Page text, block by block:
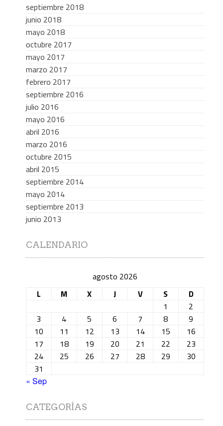
septiembre 2018
junio 2018
mayo 2018
octubre 2017
mayo 2017
marzo 2017
febrero 2017
septiembre 2016
julio 2016
mayo 2016
abril 2016
marzo 2016
octubre 2015
abril 2015
septiembre 2014
mayo 2014
septiembre 2013
junio 2013
CALENDARIO
agosto 2026
L
M X J V S
D
1
2
3
4 5 6 7 8
9
10
11 12 13 14 15
16
17
18 19 20 21 22
23
24
25 26 27 28 29
30
31
« Sep
CATEGORÍAS